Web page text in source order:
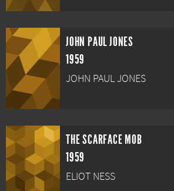
JOHN PAUL JONES
1959
JOHN PAUL JONES
THE SCARFACE MOB
1959
ELIOT NESS